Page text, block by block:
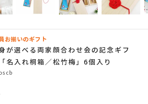
お揃いのギフト
が選べる両家顔合わせ会の記念ギフ
名入れ桐箱／松竹梅」6個入り